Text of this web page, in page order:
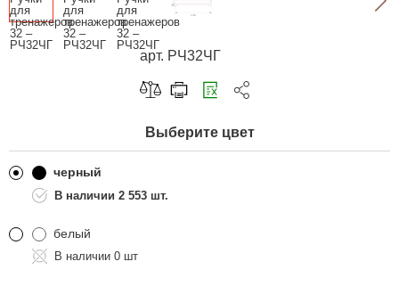
арт. РЧ32ЧГ
Скопировать ссылку
Telegram
Выберите цвет
черный
2 553 шт.
белый
0 шт